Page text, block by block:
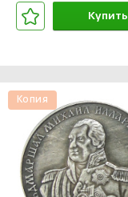
Купить
Копия